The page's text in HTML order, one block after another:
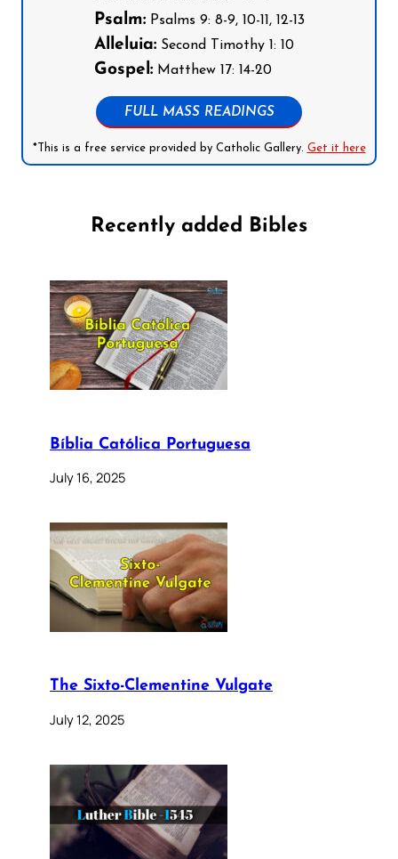
Psalm:Psalms 9: 8-9, 10-11, 12-13
Alleluia:Second Timothy 1: 10
Gospel:Matthew 17: 14-20
FULL MASS READINGS
*This is a free service provided by Catholic Gallery. Get it here
Recently added Bibles
Bíblia Católica Portuguesa
July 16, 2025
The Sixto-Clementine Vulgate
July 12, 2025